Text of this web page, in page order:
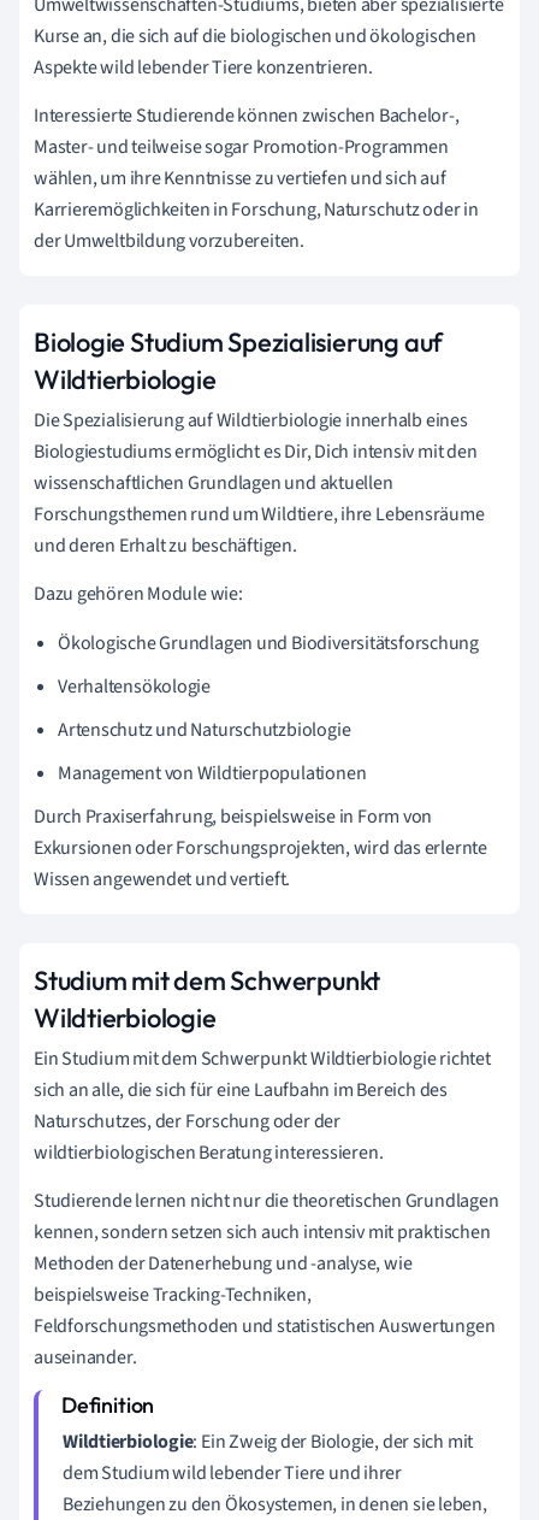
Kurse an, die sich auf die biologischen und ökologischen
Aspekte wild lebender Tiere konzentrieren.
Interessierte Studierende können zwischen Bachelor-,
Master- und teilweise sogar Promotion-Programmen
wählen, um ihre Kenntnisse zu vertiefen und sich auf
Karrieremöglichkeiten in Forschung, Naturschutz oder in
der Umweltbildung vorzubereiten.
Biologie Studium Spezialisierung auf
Wildtierbiologie
Die Spezialisierung auf Wildtierbiologie innerhalb eines
Biologiestudiums ermöglicht es Dir, Dich intensiv mit den
wissenschaftlichen Grundlagen und aktuellen
Forschungsthemen rund um Wildtiere, ihre Lebensräume
und deren Erhalt zu beschäftigen.
Dazu gehören Module wie:
Ökologische Grundlagen und Biodiversitätsforschung
Verhaltensökologie
Artenschutz und Naturschutzbiologie
Management von Wildtierpopulationen
Durch Praxiserfahrung, beispielsweise in Form von
Exkursionen oder Forschungsprojekten, wird das erlernte
Wissen angewendet und vertieft.
Studium mit dem Schwerpunkt
Wildtierbiologie
Ein Studium mit dem Schwerpunkt Wildtierbiologie richtet
sich an alle, die sich für eine Laufbahn im Bereich des
Naturschutzes, der Forschung oder der
wildtierbiologischen Beratung interessieren.
Studierende lernen nicht nur die theoretischen Grundlagen
kennen, sondern setzen sich auch intensiv mit praktischen
Methoden der Datenerhebung und -analyse, wie
beispielsweise Tracking-Techniken,
Feldforschungsmethoden und statistischen Auswertungen
auseinander.
Wildtierbiologie: Ein Zweig der Biologie, der sich mit
dem Studium wild lebender Tiere und ihrer
Beziehungen zu den Ökosystemen, in denen sie leben,